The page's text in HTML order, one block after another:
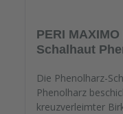
PERI
Schalhaut
Die Phenolharz-
Phenolharz
kreuzverleimter